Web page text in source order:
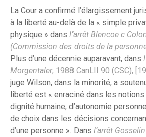
La Cour a confirmé l’élargissement
à la liberté au-delà de la « simple
physique » dans l’arrêt Blencoe c
(Commission des droits de la
Plus d’une décennie auparavant, dans
Morgentaler, 1988 CanLII 90 (CSC),
juge Wilson, dans la minorité, a
liberté est « enraciné dans les
dignité humaine, d’autonomie
de choix dans les décisions
d’une personne ». Dans l’arrêt